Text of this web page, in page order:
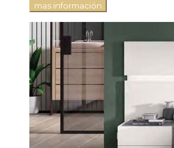
mas información